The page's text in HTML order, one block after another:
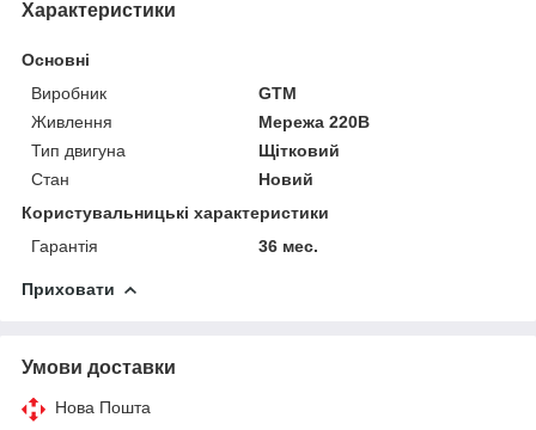
Характеристики
Основні
Виробник
GTM
Живлення
Мережа 220В
Тип двигуна
Щітковий
Стан
Новий
Користувальницькі характеристики
Гарантія
36 мес.
Приховати
Умови доставки
Нова Пошта